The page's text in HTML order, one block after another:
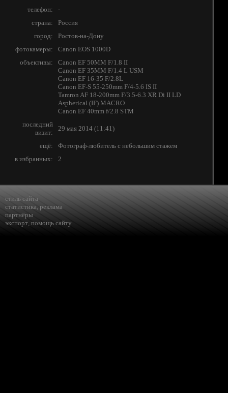
телефон:
-
страна:
Россия
город:
Ростов-на-Дону
фотокамеры:
Canon EOS 1000D
объективы:
Canon EF 50MM F/1.8 II
Canon EF 35MM F/1.4 L USM
Canon EF 16-35 F/2.8L
Canon EF-S 55-250mm F/4-5.6 IS II
Tamron AF 18-200mm F/3.5-6.3 XR Di II LD
Aspherical (IF) MACRO
Canon EF 40mm f/2.8 STM
последний
визит:
29 мая 2014 (11:41)
ещё:
Фотограф-любитель с небольшим стажем
в избранных:
2
стиль сайта
статистика, реклама
партнёры
экспорт, помощь сайту